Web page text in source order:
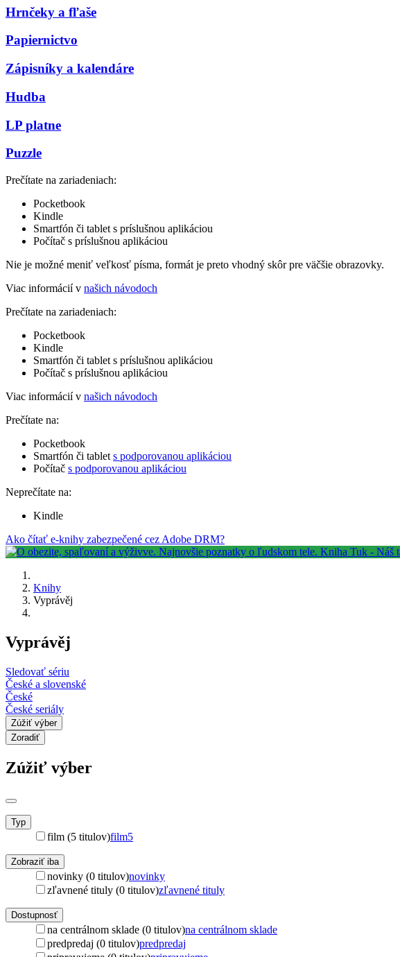
Hrnčeky a fľaše
Papiernictvo
Zápisníky a kalendáre
Hudba
LP platne
Puzzle
Prečítate na zariadeniach:
Pocketbook
Kindle
Smartfón či tablet s príslušnou aplikáciou
Počítač s príslušnou aplikáciou
Nie je možné meniť veľkosť písma, formát je preto vhodný skôr pre väčšie obrazovky.
Viac informácií v našich návodoch
Prečítate na zariadeniach:
Pocketbook
Kindle
Smartfón či tablet s príslušnou aplikáciou
Počítač s príslušnou aplikáciou
Viac informácií v našich návodoch
Prečítate na:
Pocketbook
Smartfón či tablet s podporovanou aplikáciou
Počítač s podporovanou aplikáciou
Neprečítate na:
Kindle
Ako čítať e-knihy zabezpečené cez Adobe DRM?
Knihy
Vyprávěj
Vyprávěj
Sledovať sériu
České a slovenské
České
České seriály
Zúžiť výber
Zoradiť
Zúžiť výber
Typ
film (5 titulov)film5
Zobraziť iba
novinky (0 titulov)novinky
zľavnené tituly (0 titulov)zľavnené tituly
Dostupnosť
na centrálnom sklade (0 titulov)na centrálnom sklade
predpredaj (0 titulov)predpredaj